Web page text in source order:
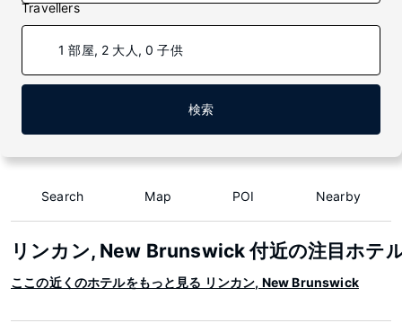
Travellers
1 部屋, 2 大人, 0 子供
検索
Search Map POI Nearby
リンカン, New Brunswick 付近の注目ホテ
ここの近くのホテルをもっと見る リンカン, New Brunswick